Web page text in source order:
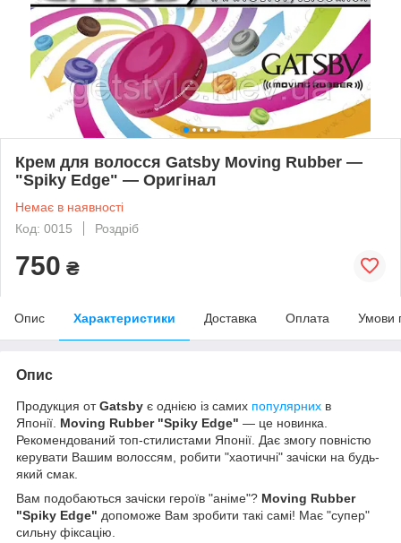
Крем для волосся Gatsby Moving Rubber —
"Spiky Edge" — Оригінал
Немає в наявності
Код: 0015
Роздріб
750 ₴
Опис Характеристики Доставка Оплата Умови
Опис
Продукция отGatsby є однією із самих популярних в
Японії. Moving Rubber "Spiky Edge" — це новинка.
Рекомендований топ-стилистами Японії. Дає змогу повністю
керувати Вашим волоссям, робити "хаотичні" зачіски на будь-
який смак.
Вам подобаються зачіски героїв "аніме"? Moving Rubber
"Spiky Edge" допоможе Вам зробити такі самі! Має "супер"
сильну фіксацію.